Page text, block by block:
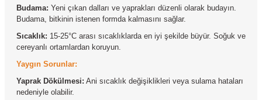
Budama: Yeni çıkan dalları ve yaprakları düzenli olarak budayın.
Budama, bitkinin istenen formda kalmasını sağlar.
Sıcaklık: 15-25°C arası sıcaklıklarda en iyi şekilde büyür. Soğuk ve
cereyanlı ortamlardan koruyun.
Yaygın Sorunlar:
Yaprak Dökülmesi: Ani sıcaklık değişiklikleri veya sulama hataları
nedeniyle olabilir.